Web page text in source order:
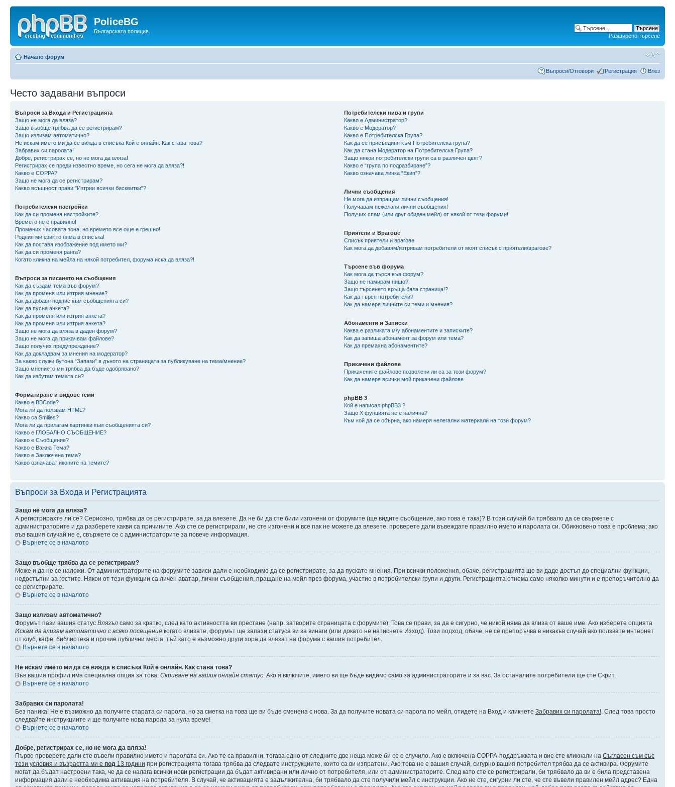
PoliceBG
Българската полиция.
Разширено търсене
Начало форум
Въпроси/Отговори Регистрация Влез
Често задавани въпроси
Въпроси за Входа и Регистрацията
Защо не мога да вляза?
Защо въобще трябва да се регистрирам?
Защо излизам автоматично?
Не искам името ми да се вижда в списъка Кой е онлайн. Как става това?
Забравих си паролата!
Добре, регистрирах се, но не мога да вляза!
Регистрирах се преди известно време, но сега не мога да вляза?!
Какво е COPPA?
Защо не мога да се регистрирам?
Какво всъщност прави "Изтрии всички бисквитки"?
Потребителски настройки
Как да си променя настройките?
Времето не е правилно!
Промених часовата зона, но времето все още е грешно!
Родния ми език го няма в списъка!
Как да поставя изображение под името ми?
Как да си променя ранга?
Когато кликна на мейла на някой потребител, форума иска да вляза?!
Въпроси за писането на съобщения
Как да създам тема във форум?
Как да променя или изтрия мнение?
Как да добавя подпис към съобщенията си?
Как да пусна анкета?
Как да променя или изтрия анкета?
Как да променя или изтрия анкета?
Защо не мога да вляза в даден форум?
Защо не мога да прикачвам файлове?
Защо получих предупреждение?
Как да докладвам за мнения на модератор?
За какво служи бутона “Запази” в дъното на страницата за публикуване на тема/мнение?
Защо мнението ми трябва да бъде одобрявано?
Как да избутам темата си?
Форматиране и видове теми
Какво е BBCode?
Мога ли да ползвам HTML?
Какво са Smilies?
Мога ли да прилагам картинки към съобщенията си?
Какво е ГЛОБАЛНО СЪОБЩЕНИЕ?
Какво е Съобщение?
Какво е Важна Тема?
Какво е Заключена тема?
Какво означават иконите на темите?
Потребителски нива и групи
Какво е Администратор?
Какво е Модератор?
Какво е Потребителска Група?
Как да се присъединя към Потребителска група?
Как да стана Модератор на Потребителска Група?
Защо някои потребителски групи са в различен цвят?
Какво е “група по подразбиране”?
Какво означава линка “Екип”?
Лични съобщения
Не мога да изпращам лични съобщения!
Получавам нежелани лични съобщения!
Получих спам (или друг обиден мейл) от някой от тези форуми!
Приятели и Врагове
Списък приятели и врагове
Как мога да добавям/изтривам потребители от моят списък с приятели/врагове?
Търсене във форума
Как мога да търся във форум?
Защо не намирам нищо?
Защо търсенето връща бяла страница!?
Как да търся потребители?
Как да намеря личните си теми и мнения?
Абонаменти и Записки
Каква е разликата м/у абонаментите и записките?
Как да запиша абонамент за форум или тема?
Как да премахна абонаментите?
Прикачени файлове
Прикачените файлове позволени ли са за този форум?
Как да намеря всички мой прикачени файлове
phpBB 3
Кой е написал phpBB3 ?
Защо X фунцията не е налична?
Към кой да се обърна, ако намеря нелегални материали на този форум?
Въпроси за Входа и Регистрацията
Защо не мога да вляза?
А регистрирахте ли се? Сериозно, трябва да се регистрирате, за да влезете. Да не би да сте били изгонени от форумите (ще видите съобщение, ако това е така)? В този случай би трябвало да се свържете с
администраторите и да разберете какви са причините. Ако сте се регистрирали, не сте изгонени и все пак не можете да влезете, проверете дали въвеждате правилно името и паролата си. Обикновено това е проблема; ако
във вашия случай не е, свържете се с администраторите за повече информация.
Върнете се в началото
Защо въобще трябва да се регистрирам?
Може и да не се наложи. От администраторите на форумите зависи дали е необходимо да се регистрирате, за да пускате мнения. При всички положения, обаче, регистрацията ще ви даде достъп до специални функции,
недостъпни за гостите. Някои от тези функции са личен аватар, лични съобщения, пращане на мейл през форума, участие в потребителски групи и други. Регистрацията отнема само няколко минути и е препоръчително да
се регистрирате.
Върнете се в началото
Защо излизам автоматично?
Форумът пази вашия статус Влязъл само за кратко, след като активността ви престане (напр. затворите страницата с форумите). Това се прави, за да е сигурно, че никой няма да влиза от ваше име. Ако изберете опцията
Искам да влизам автоматично с всяко посещение когато влизате, форумът ще запази статуса ви за винаги (или докато не натиснете Изход). Този подход, обаче, не се препоръчва в никакъв случай ако ползвате интернет
от клуб, кафе, библиотека и прочие публични места, тъй като е възможно други хора да влязат на форума с вашия потребител.
Върнете се в началото
Не искам името ми да се вижда в списъка Кой е онлайн. Как става това?
Във вашия профил има специална опция за това: Скриване на вашия онлайн статус . Ако я включите, името ви ще бъде видимо само за администраторите и за вас. За останалите потребители ще сте Скрит.
Върнете се в началото
Забравих си паролата!
Без паника! Не е възможно да получите старата си парола, но за сметка на това ще ви бъде сменена с нова. За да получите новата си парола по мейл, отидете на Вход и кликнете Забравих си паролата! . След това просто
следвайте инструкциите и ще получите нова парола за нула време!
Върнете се в началото
Добре, регистрирах се, но не мога да вляза!
Първо проверете дали сте въвели правилно името и паролата си. Ако те са правилни, тогава едно от следните две неща може би се е случило. Ако е включена COPPA-поддръжката и вие сте кликнали на Съгласен съм със
тези условия и възрастта ми е под 13 години при регистрацията тогава трябва да следвате инструкциите, които са ви изпратени. Ако това не е вашия случай, сигурно вашия потребител трябва да се активира. Форумите
могат да бъдат настроени така, че да се налага всички нови регистрации да бъдат активирани или лично от потребителя, или от администраторите. След като сте се регистрирали, би трябвало да ви е била представена
информация дали е необходима активация на потребителя. В случай, че активацията е задължителна, би трябвало да сте получили мейл с инструкции. Ако не сте, сигурни ли сте, че сте въвели правилен мейл адрес? Една